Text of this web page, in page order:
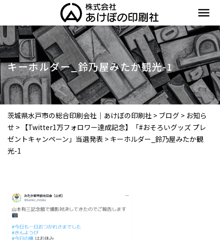
menu
キーホルダー_鈴乃屋みたか観光-1
茨城県水戸市の総合印刷会社｜あけぼの印刷社 > ブログ > お知ら
せ > 【Twitter1万フォロワー達成記念】「#おそろいグッズ プレ
ゼントキャンペーン」当選発表 > キーホルダー_鈴乃屋みたか観
光-1